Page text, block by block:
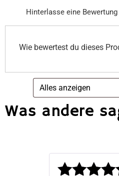
Hinterlasse eine Bewertung
Wie bewertest du dieses
Was andere